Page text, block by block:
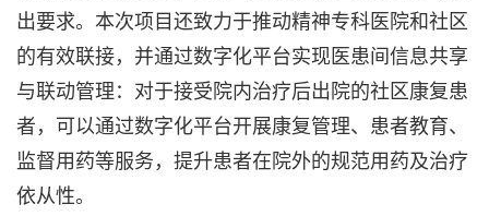
出要求。本次项目还致力于推动精神专科医院和社区
的有效联接，并通过数字化平台实现医患间信息共享
与联动管理：对于接受院内治疗后出院的社区康复患
者，可以通过数字化平台开展康复管理、患者教育、
监督用药等服务，提升患者在院外的规范用药及治疗
依从性。